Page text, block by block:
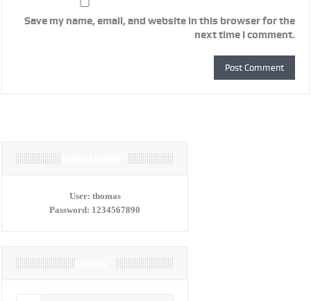
Save my name, email, and website in this browser for the
next time I comment.
User: thomas
Password: 1234567890